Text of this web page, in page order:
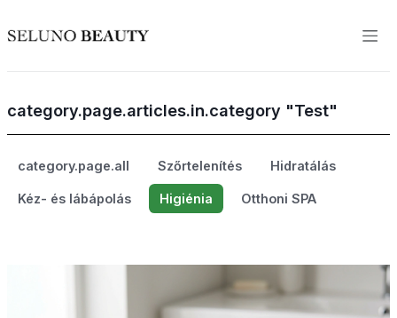
category.page.articles.in.category "Test"
category.page.all Szőrtelenítés Hidratálás
Kéz- és lábápolás Higiénia Otthoni SPA